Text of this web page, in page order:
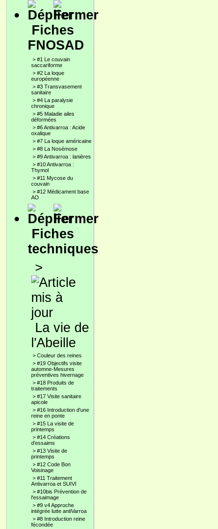
Fiches
FNOSAD
> #1 Le couvain
saccariforme
> #2 La loque
européenne
> #3 Transvasement
sanitaire
> #4 La paralysie
chronique
> #5 Maladie ailes
déformées
> #6 Antivarroa : Acide
oxalique
> #7 La loque américaine
> #8 La Nosémose
> #9 Antivarroa : lanières
> #10 Antivarroa :
Thymol
> #11 Mycose du
couvain
> #12 Médicament base
AO
Fiches
techniques
>
La vie de
l'Abeille
> Couleur des reines
> #19 Objectifs visite
automne-Mesures
préventives hivernage
> #18 Produits de
traitements
> #17 Visite sanitaire
apicole
> #16 Introduction d'une
reine en ponte
> #15 La visite de
printemps
> #14 Créations
d'essaims
> #13 Visite de
printemps
> #12 Code Bon
Voisinage
> #11 Traitement
Antivarroa et SUIVI
> #10bis Prévention de
l'essaimage
> #9 v4 Approche
intégrée lutte antiVarroa
> #8 Introduction reine
fécondée